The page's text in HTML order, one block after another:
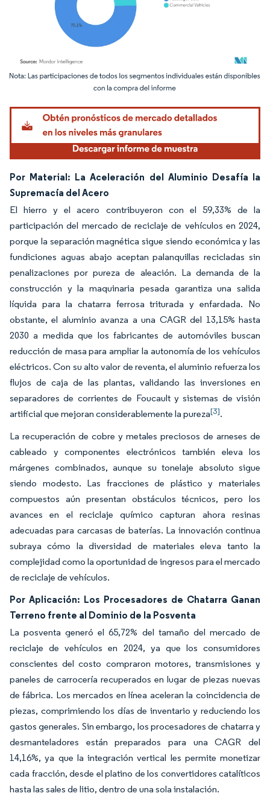
Imagen © Mordor Intelligence. El uso requiere atribución según CC BY 4.0.
Por Material: La Aceleración del Aluminio Desafía la
Supremacía del Acero
El hierro y el acero contribuyeron con el 59,33% de la
participación del mercado de reciclaje de vehículos en 2024,
porque la separación magnética sigue siendo económica y las
fundiciones aguas abajo aceptan palanquillas recicladas sin
penalizaciones por pureza de aleación. La demanda de la
construcción y la maquinaria pesada garantiza una salida
líquida para la chatarra ferrosa triturada y enfardada. No
obstante, el aluminio avanza a una CAGR del 13,15% hasta
2030 a medida que los fabricantes de automóviles buscan
reducción de masa para ampliar la autonomía de los vehículos
eléctricos. Con su alto valor de reventa, el aluminio refuerza los
flujos de caja de las plantas, validando las inversiones en
separadores de corrientes de Foucault y sistemas de visión
artificial que mejoran considerablemente la pureza[3].
La recuperación de cobre y metales preciosos de arneses de
cableado y componentes electrónicos también eleva los
márgenes combinados, aunque su tonelaje absoluto sigue
siendo modesto. Las fracciones de plástico y materiales
compuestos aún presentan obstáculos técnicos, pero los
avances en el reciclaje químico capturan ahora resinas
adecuadas para carcasas de baterías. La innovación continua
subraya cómo la diversidad de materiales eleva tanto la
complejidad como la oportunidad de ingresos para el mercado
de reciclaje de vehículos.
Por Aplicación: Los Procesadores de Chatarra Ganan
Terreno frente al Dominio de la Posventa
La posventa generó el 65,72% del tamaño del mercado de
reciclaje de vehículos en 2024, ya que los consumidores
conscientes del costo compraron motores, transmisiones y
paneles de carrocería recuperados en lugar de piezas nuevas
de fábrica. Los mercados en línea aceleran la coincidencia de
piezas, comprimiendo los días de inventario y reduciendo los
gastos generales. Sin embargo, los procesadores de chatarra y
desmanteladores están preparados para una CAGR del
14,16%, ya que la integración vertical les permite monetizar
cada fracción, desde el platino de los convertidores catalíticos
hasta las sales de litio, dentro de una sola instalación.